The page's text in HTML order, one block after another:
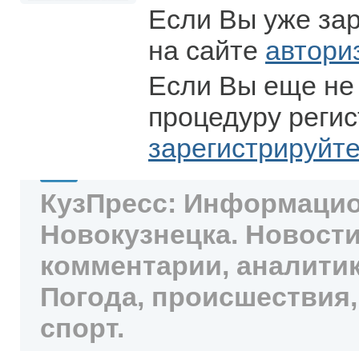
Если Вы уже
на сайте
Если Вы еще не
процедуру
КузПресс:
Новокузнецка.
комментарии,
Погода,
спорт.